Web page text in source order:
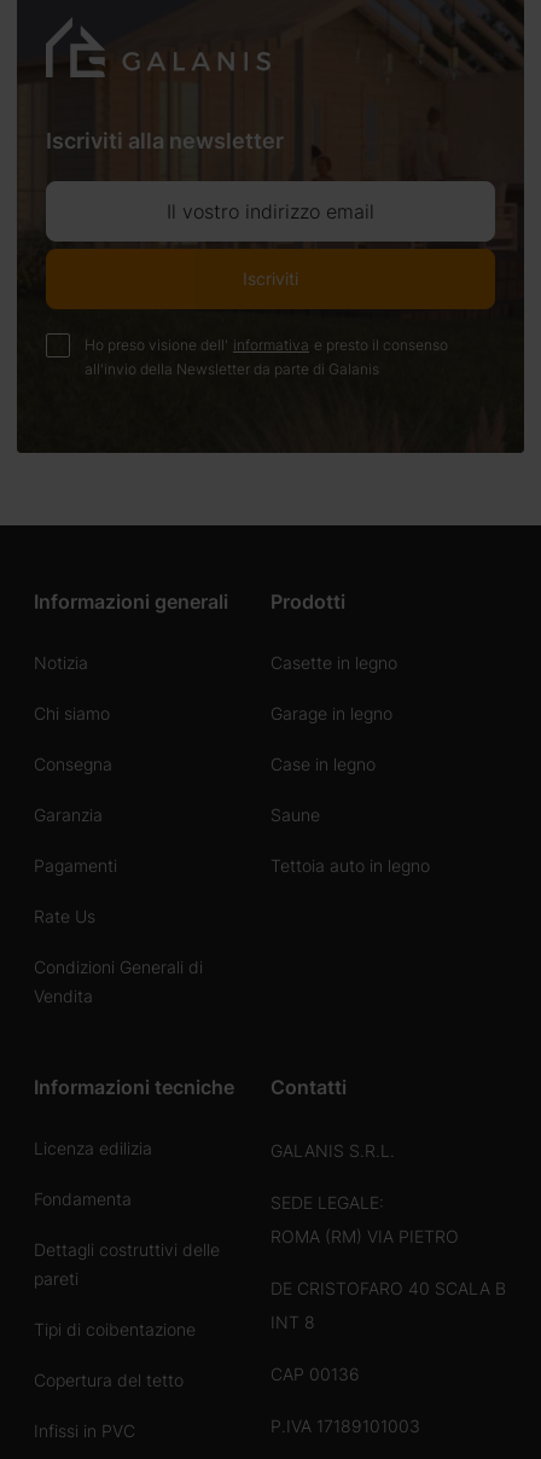
Iscriviti alla newsletter
Il vostro indirizzo email
Iscriviti
Ho preso visione dell' informativa e presto il consenso
all'invio della Newsletter da parte di Galanis
Informazioni generali
Notizia
Chi siamo
Consegna
Garanzia
Pagamenti
Rate Us
Condizioni Generali di
Vendita
Prodotti
Casette in legno
Garage in legno
Case in legno
Saune
Tettoia auto in legno
Informazioni tecniche
Licenza edilizia
Fondamenta
Dettagli costruttivi delle
pareti
Tipi di coibentazione
Copertura del tetto
Infissi in PVC
Contatti
GALANIS S.R.L.
SEDE LEGALE:
ROMA (RM) VIA PIETRO
DE CRISTOFARO 40 SCALA B
INT 8
CAP 00136
P.IVA 17189101003